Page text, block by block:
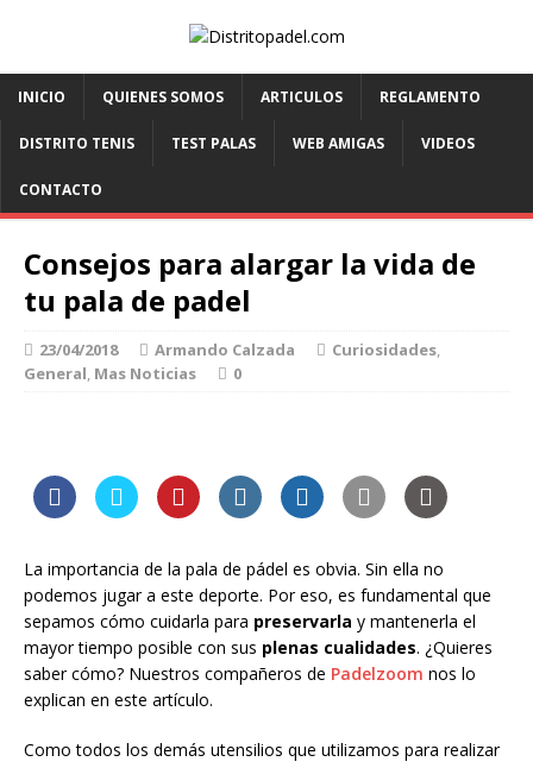
INICIO QUIENES SOMOS ARTICULOS REGLAMENTO
DISTRITO TENIS TEST PALAS WEB AMIGAS VIDEOS
CONTACTO
Consejos para alargar la vida de
tu pala de padel
23/04/2018 Armando Calzada Curiosidades,
General, Mas Noticias 0
La importancia de la pala de pádel es obvia. Sin ella no
podemos jugar a este deporte. Por eso, es fundamental que
sepamos cómo cuidarla para preservarla y mantenerla el
mayor tiempo posible con sus plenas cualidades. ¿Quieres
saber cómo? Nuestros compañeros de Padelzoom nos lo
explican en este artículo.
Como todos los demás utensilios que utilizamos para realizar